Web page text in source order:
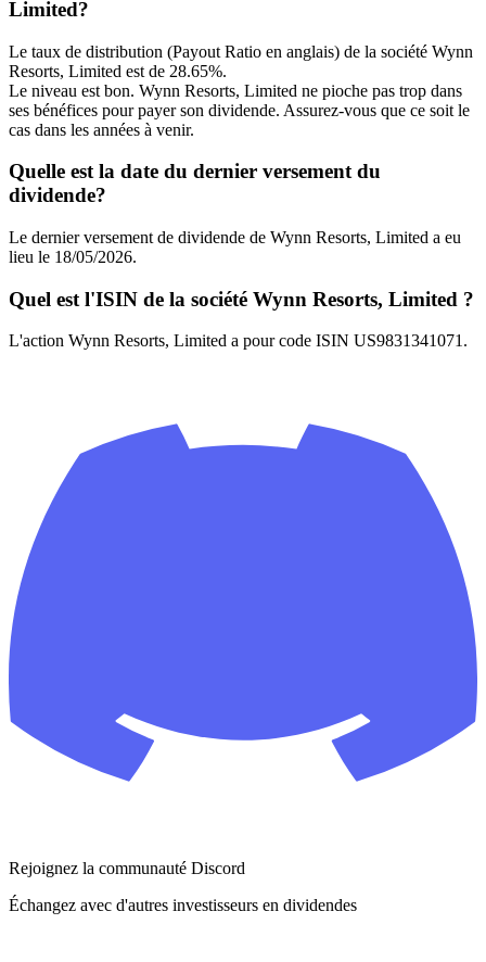
Limited?
Le taux de distribution (Payout Ratio en anglais) de la société Wynn
Resorts, Limited est de 28.65%.
Le niveau est bon. Wynn Resorts, Limited ne pioche pas trop dans
ses bénéfices pour payer son dividende. Assurez-vous que ce soit le
cas dans les années à venir.
Quelle est la date du dernier versement du
dividende?
Le dernier versement de dividende de Wynn Resorts, Limited a eu
lieu le 18/05/2026.
Quel est l'ISIN de la société Wynn Resorts, Limited ?
L'action Wynn Resorts, Limited a pour code ISIN US9831341071.
Rejoignez la communauté Discord
Échangez avec d'autres investisseurs en dividendes